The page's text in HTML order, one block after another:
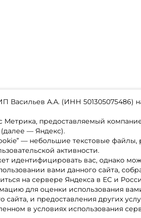
Васильев А.А. (ИНН 501305075486)
Метрика, предоставляемый
(далее — Яндекс).
— небольшие текстовые
активности.
идентифицировать вас, однако
вами данного сайта,
на сервере Яндекса в ЕС и
для оценки использования
сайта, и предоставления других
в условиях использования
Каталог товаров
Акции
Новинки
Бренды
Партнерская программа